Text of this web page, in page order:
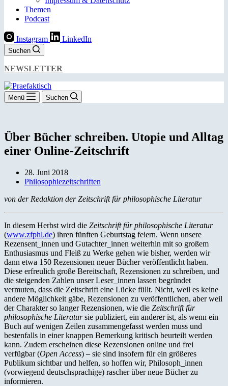
Themen
Podcast
Instagram LinkedIn
Suchen
NEWSLETTER
Menü Suchen
Über Bücher schreiben. Utopie und Alltag
einer Online-Zeitschrift
28. Juni 2018
Philosophiezeitschriften
von der Redaktion der Zeitschrift für philosophische Literatur
In diesem Herbst wird die Zeitschrift für philosophische Literatur
(www.zfphl.de) ihren fünften Geburtstag feiern. Wenn unsere
Rezensent_innen und Gutachter_innen weiterhin mit so großem
Enthusiasmus und Fleiß zu Werke gehen wie bisher, werden wir
dann etwa 150 Rezensionen neuer Bücher veröffentlicht haben.
Diese erfreulich große Bereitschaft, Rezensionen zu schreiben, und
die steigenden Zahlen unser Leser_innen lassen begründet
vermuten, dass die Zeitschrift eine Lücke füllt. Nicht, weil es keine
andere Möglichkeit gäbe, Rezensionen zu veröffentlichen, aber weil
der Charakter so langer Rezensionen, wie die Zeitschrift für
philosophische Literatursie publiziert, ein anderer ist, als wenn ein
Buch auf wenigen Zeilen zusammengefasst werden muss und
bestenfalls in einer knappen Bemerkung kritisch beurteilt werden
kann. Zudem erscheinen diese Rezensionen online und frei
verfügbar (Open Access) – sie sind insofern für ein größeres
Publikum sichtbar und helfen, so hoffen wir, Philosoph_innen
(vorwiegend deutschsprachige) rascher über neue Bücher zu
informieren.